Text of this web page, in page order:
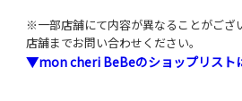
※一部店舗にて内容が異なることがござ
店舗までお問い合わせください。
▼mon cheri BeBeのショップリスト